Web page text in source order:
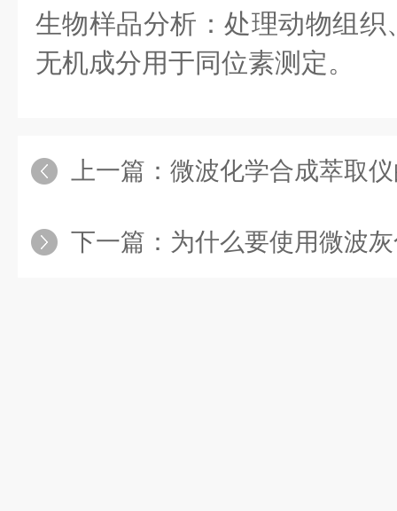
生物样品分析：处理动物组
无机成分用于同位素测定。
上一篇： 微波化学合成萃取仪
下一篇： 为什么要使用微波